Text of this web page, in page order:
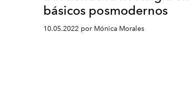
básicos posmodernos
10.05.2022 por Mónica Morales